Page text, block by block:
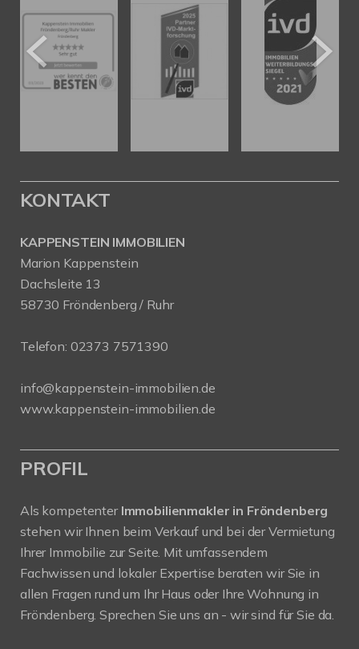
KONTAKT
KAPPENSTEIN IMMOBILIEN
Marion Kappenstein
Dachsleite 13
58730 Fröndenberg / Ruhr
Telefon: 02373 7571390
info@kappenstein-immobilien.de
www.kappenstein-immobilien.de
PROFIL
Als kompetenter Immobilienmakler in Fröndenberg
stehen wir Ihnen beim Verkauf und bei der Vermietung
Ihrer Immobilie zur Seite. Mit umfassendem
Fachwissen und lokaler Expertise beraten wir Sie in
allen Fragen rund um Ihr Haus oder Ihre Wohnung in
Fröndenberg. Sprechen Sie uns an - wir sind für Sie da.